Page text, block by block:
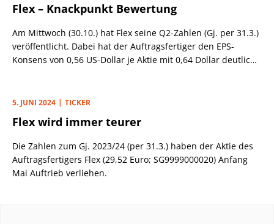
Flex – Knackpunkt Bewertung
Am Mittwoch (30.10.) hat Flex seine Q2-Zahlen (Gj. per 31.3.)
veröffentlicht. Dabei hat der Auftragsfertiger den EPS-
Konsens von 0,56 US-Dollar je Aktie mit 0,64 Dollar deutlich
Mrd. Dollar) ins Auge. Das liegt an einer schwächeren
Healthcare, Verbraucher-Elektronik).
5. JUNI 2024 TICKER
Flex wird immer teurer
Die Zahlen zum Gj. 2023/24 (per 31.3.) haben der Aktie des
Auftragsfertigers Flex (29,52 Euro; SG9999000020) Anfang
Mai Auftrieb verliehen.